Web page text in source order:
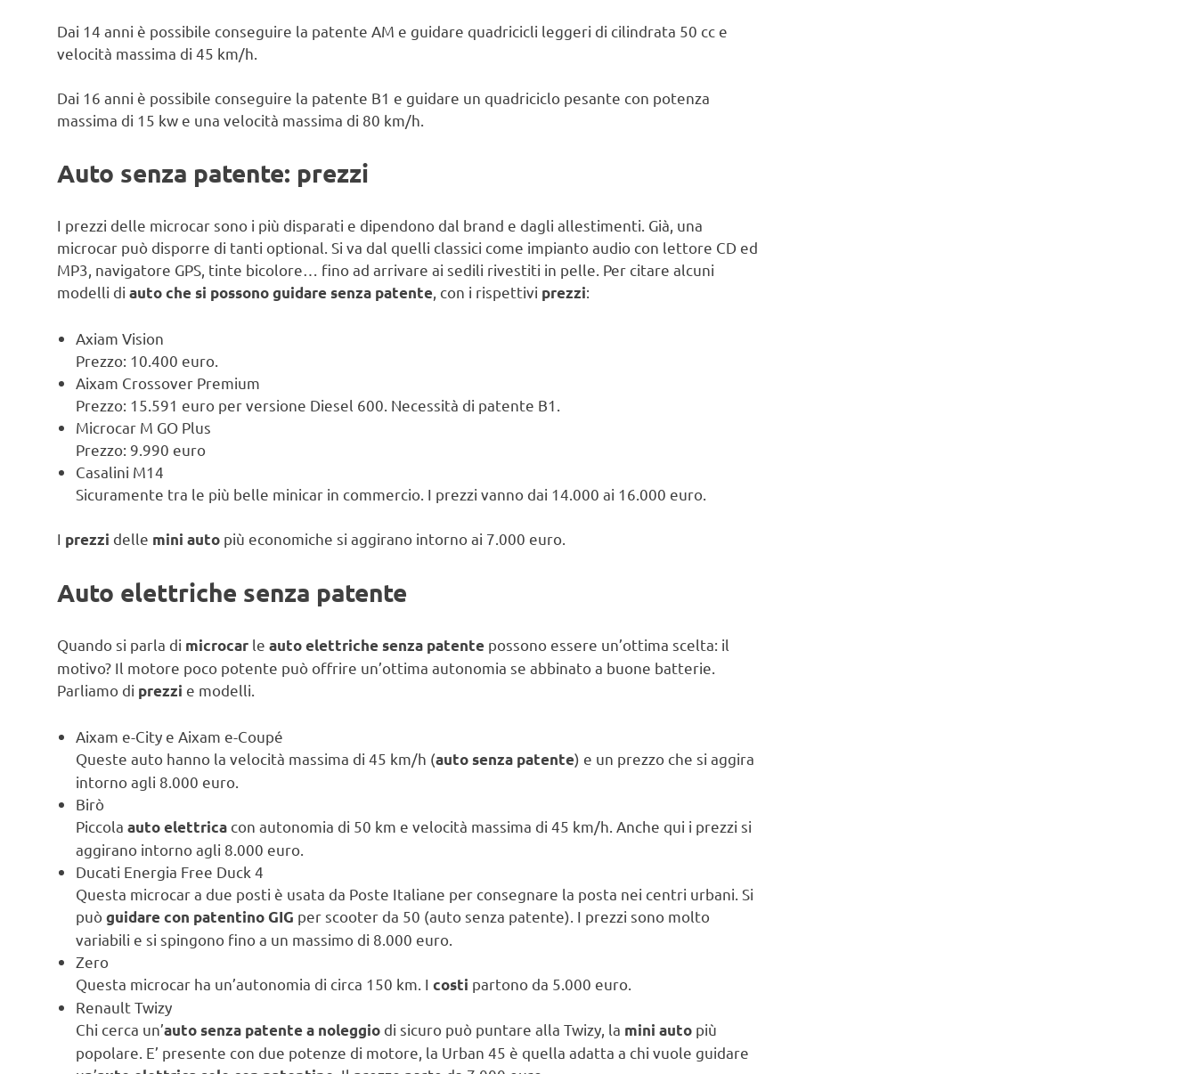
Dai 14 anni è possibile conseguire la patente AM e guidare quadricicli leggeri di cilindrata 50 cc e
velocità massima di 45 km/h.
Dai 16 anni è possibile conseguire la patente B1 e guidare un quadriciclo pesante con potenza
massima di 15 kw e una velocità massima di 80 km/h.
Auto senza patente: prezzi
I prezzi delle microcar sono i più disparati e dipendono dal brand e dagli allestimenti. Già, una
microcar può disporre di tanti optional. Si va dal quelli classici come impianto audio con lettore CD ed
MP3, navigatore GPS, tinte bicolore… fino ad arrivare ai sedili rivestiti in pelle. Per citare alcuni
modelli di auto che si possono guidare senza patente, con i rispettivi prezzi:
Axiam Vision
Prezzo: 10.400 euro.
Aixam Crossover Premium
Prezzo: 15.591 euro per versione Diesel 600. Necessità di patente B1.
Microcar M GO Plus
Prezzo: 9.990 euro
Casalini M14
Sicuramente tra le più belle minicar in commercio. I prezzi vanno dai 14.000 ai 16.000 euro.
I prezzi delle mini auto più economiche si aggirano intorno ai 7.000 euro.
Auto elettriche senza patente
Quando si parla di microcar le auto elettriche senza patente possono essere un’ottima scelta: il
motivo? Il motore poco potente può offrire un’ottima autonomia se abbinato a buone batterie.
Parliamo di prezzi e modelli.
Aixam e-City e Aixam e-Coupé
Queste auto hanno la velocità massima di 45 km/h (auto senza patente) e un prezzo che si aggira
intorno agli 8.000 euro.
Birò
Piccolaauto elettrica con autonomia di 50 km e velocità massima di 45 km/h. Anche qui i prezzi si
aggirano intorno agli 8.000 euro.
Ducati Energia Free Duck 4
Questa microcar a due posti è usata da Poste Italiane per consegnare la posta nei centri urbani. Si
puòguidare con patentino GIG per scooter da 50 (auto senza patente). I prezzi sono molto
variabili e si spingono fino a un massimo di 8.000 euro.
Zero
Questa microcar ha un’autonomia di circa 150 km. Icosti partono da 5.000 euro.
Renault Twizy
Chi cerca un’auto senza patente a noleggio di sicuro può puntare alla Twizy, la mini auto più
popolare. E’ presente con due potenze di motore, la Urban 45 è quella adatta a chi vuole guidare